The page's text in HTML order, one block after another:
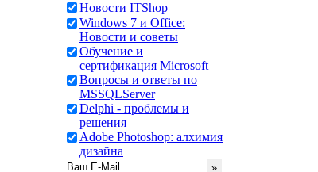
Новости ITShop
Windows 7 и Office:
Новости и советы
Обучение и
сертификация Microsoft
Вопросы и ответы по
MSSQLServer
Delphi - проблемы и
решения
Adobe Photoshop: алхимия
дизайна